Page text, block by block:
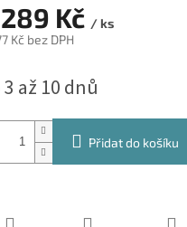
Kč / ks
Kč bez DPH
až 10 dnů
Přidat do košíku